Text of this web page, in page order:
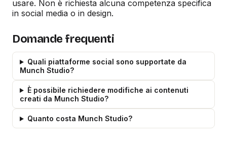
usare. Non è richiesta alcuna competenza specifica
in social media o in design.
Domande frequenti
Quali piattaforme social sono supportate da
Munch Studio?
È possibile richiedere modifiche ai contenuti
creati da Munch Studio?
Quanto costa Munch Studio?